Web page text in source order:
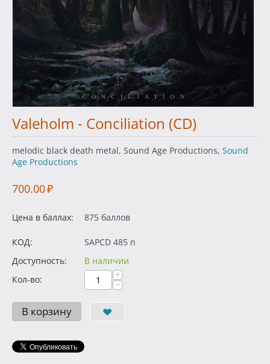
Valeholm - Conciliation (CD)
melodic black death metal, Sound Age Productions, Sound
Age Productions
700.00₽
Цена в баллах: 875 баллов
КОД:
SAPCD 485 n
Доступность:
В наличии
Кол-во:
+
−
В корзину